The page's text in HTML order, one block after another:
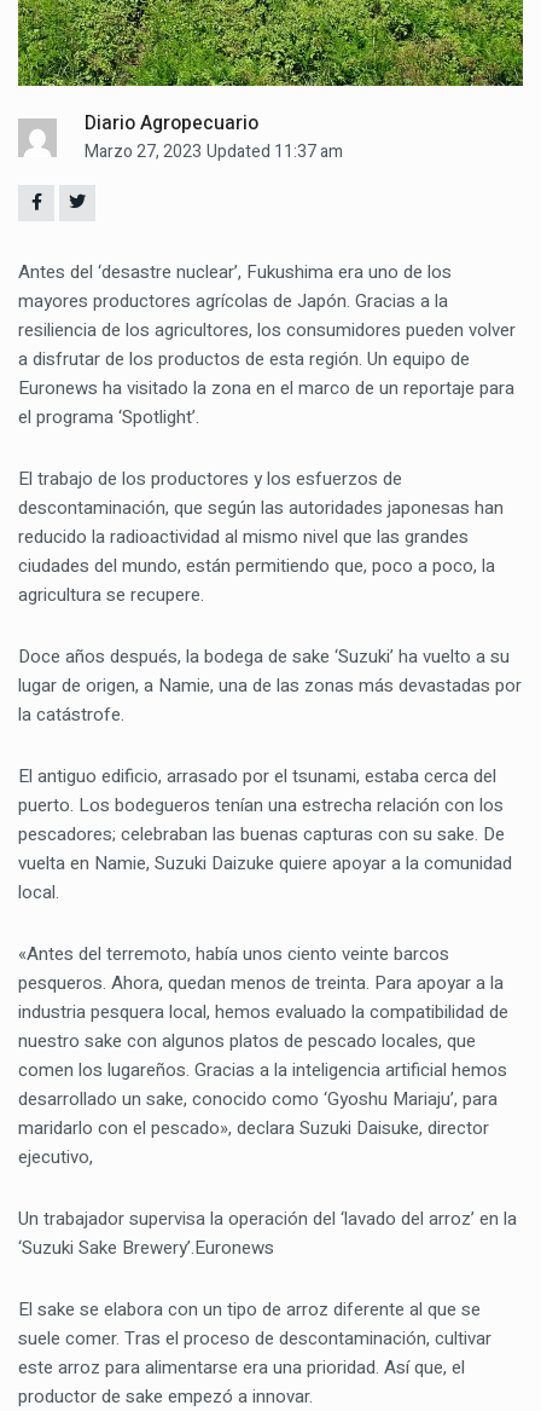
Diario Agropecuario
Marzo 27, 2023 Updated 11:37 am
Antes del ‘desastre nuclear’, Fukushima era uno de los
mayores productores agrícolas de Japón. Gracias a la
resiliencia de los agricultores, los consumidores pueden volver
a disfrutar de los productos de esta región. Un equipo de
Euronews ha visitado la zona en el marco de un reportaje para
el programa ‘Spotlight’.
El trabajo de los productores y los esfuerzos de
descontaminación, que según las autoridades japonesas han
reducido la radioactividad al mismo nivel que las grandes
ciudades del mundo, están permitiendo que, poco a poco, la
agricultura se recupere.
Doce años después, la bodega de sake ‘Suzuki’ ha vuelto a su
lugar de origen, a Namie, una de las zonas más devastadas por
la catástrofe.
El antiguo edificio, arrasado por el tsunami, estaba cerca del
puerto. Los bodegueros tenían una estrecha relación con los
pescadores; celebraban las buenas capturas con su sake. De
vuelta en Namie, Suzuki Daizuke quiere apoyar a la comunidad
local.
«Antes del terremoto, había unos ciento veinte barcos
pesqueros. Ahora, quedan menos de treinta. Para apoyar a la
industria pesquera local, hemos evaluado la compatibilidad de
nuestro sake con algunos platos de pescado locales, que
comen los lugareños. Gracias a la inteligencia artificial hemos
desarrollado un sake, conocido como ‘Gyoshu Mariaju’, para
maridarlo con el pescado», declara Suzuki Daisuke, director
ejecutivo,
Un trabajador supervisa la operación del ‘lavado del arroz’ en la
‘Suzuki Sake Brewery’.Euronews
El sake se elabora con un tipo de arroz diferente al que se
suele comer. Tras el proceso de descontaminación, cultivar
este arroz para alimentarse era una prioridad. Así que, el
productor de sake empezó a innovar.